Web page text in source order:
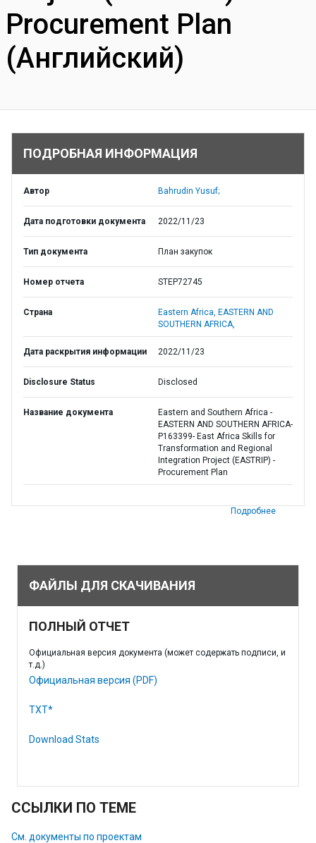
Procurement Plan
(Английский)
ПОДРОБНАЯ ИНФОРМАЦИЯ
Автор Bahrudin Yusuf;
Дата подготовки документа 2022/11/23
Тип документа План закупок
Номер отчета STEP72745
Страна Eastern Africa, EASTERN AND
SOUTHERN AFRICA,
Дата раскрытия информации 2022/11/23
Disclosure Status Disclosed
Название документа
Eastern and Southern Africa -
EASTERN AND SOUTHERN AFRICA-
P163399- East Africa Skills for
Transformation and Regional
Integration Project (EASTRIP) -
Procurement Plan
Подробнее
ФАЙЛЫ ДЛЯ СКАЧИВАНИЯ
ПОЛНЫЙ ОТЧЕТ
Официальная версия документа (может содержать подписи, и
т.д.)
Официальная версия (PDF)
TXT*
Download Stats
ССЫЛКИ ПО ТЕМЕ
См. документы по проектам